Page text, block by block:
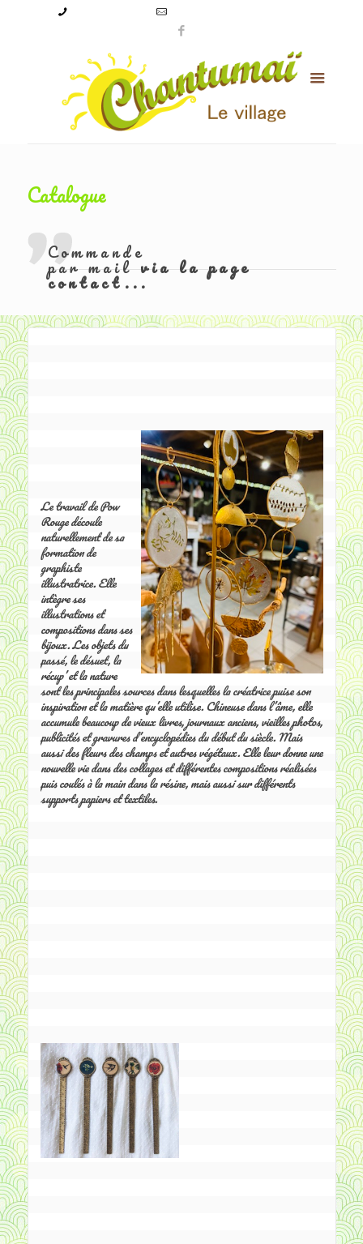
Catalogue
Commande
par mailvia la page
contact...
Le travail de Pow
Rouge découle
naturellement de sa
formation de
graphiste
illustratrice. Elle
intègre ses
illustrations et
compositions dans ses
bijoux. Les objets du
passé, le désuet, la
récup’ et la nature
sont les principales sources dans lesquelles la créatrice puise son
inspiration et la matière qu’elle utilise. Chineuse dans l’âme, elle
accumule beaucoup de vieux livres, journaux anciens, vieilles photos,
publicités et gravures d’encyclopédies du début du siècle. Mais
aussi des fleurs des champs et autres végétaux. Elle leur donne une
nouvelle vie dans des collages et différentes compositions réalisées
puis coulés à la main dans la résine, mais aussi sur différents
supports papiers et textiles.